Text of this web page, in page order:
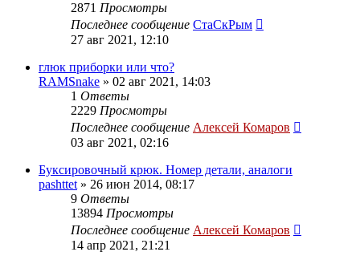
2871 Просмотры
Последнее сообщение СтаСкРым
27 авг 2021, 12:10
глюк приборки или что?
RAMSnake » 02 авг 2021, 14:03
1 Ответы
2229 Просмотры
Последнее сообщение Алексей Комаров
03 авг 2021, 02:16
Буксировочный крюк. Номер детали, аналоги
pashttet » 26 июн 2014, 08:17
9 Ответы
13894 Просмотры
Последнее сообщение Алексей Комаров
14 апр 2021, 21:21